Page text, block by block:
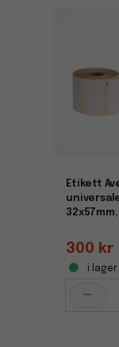
Etikett
300 kr
i lager
-